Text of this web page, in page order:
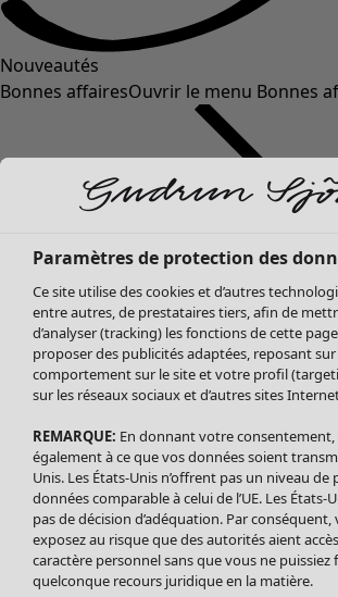
Nouveautés
Bonnes affairesOuvrir le menu Bonnes
Soldes Vêtements
Tous les vêtements
Robes
Tuniques
Blouses
Tops
Gilets
Pantalon
Jupes
Paramètres de protection des
Ce site utilise des cookies et d’autres
entre autres, de prestataires tiers, afin de
d’analyser (tracking) les fonctions de cette
proposer des publicités adaptées, reposant
comportement sur le site et votre profil
sur les réseaux sociaux et d’autres sites
REMARQUE: En donnant votre
également à ce que vos données soient
Unis. Les États-Unis n’offrent pas un niveau
données comparable à celui de l’UE. Les États-
pas de décision d’adéquation. Par conséquent,
exposez au risque que des autorités aient
caractère personnel sans que vous ne puissiez
quelconque recours juridique en la matière.